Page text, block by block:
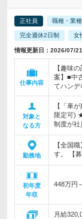
正社員 職種・業
完全週休2日制 女
情報更新日：2026/07/
仕事内容
【趣味
案】■中
てハンデ
対象と
なる方
【「車
限定可)
制度が社
勤務地
【全国
す。 【
初年度
年収
448万円
月給